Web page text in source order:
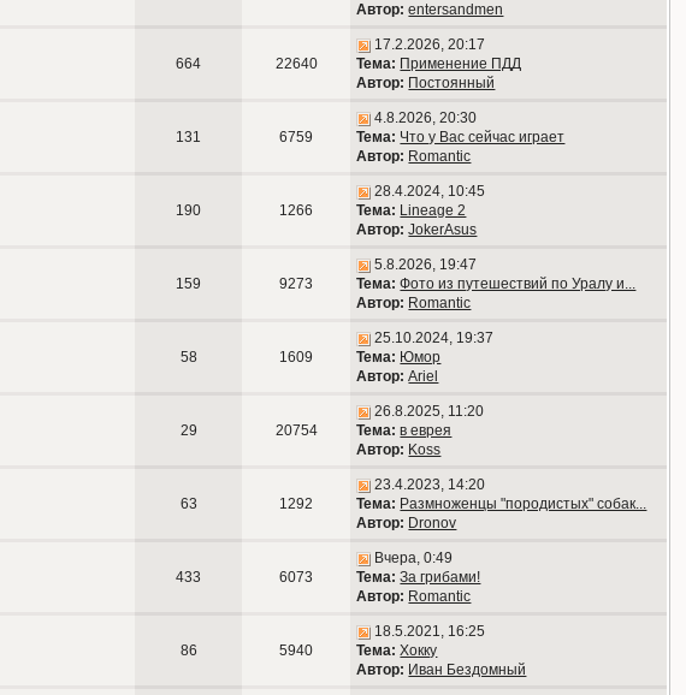
Автор: entersandmen
664 22640
17.2.2026, 20:17
Тема: Применение ПДД
Автор: Постоянный
131 6759
4.8.2026, 20:30
Тема: Что у Вас сейчас играет
Автор: Romantic
190 1266
28.4.2024, 10:45
Тема: Lineage 2
Автор: JokerAsus
159 9273
5.8.2026, 19:47
Тема: Фото из путешествий по Уралу и...
Автор: Romantic
58 1609
25.10.2024, 19:37
Тема: Юмор
Автор: Ariel
29 20754
26.8.2025, 11:20
Тема: в еврея
Автор: Koss
63 1292
23.4.2023, 14:20
Тема: Размноженцы "породистых" собак...
Автор: Dronov
433 6073
Вчера, 0:49
Тема: За грибами!
Автор: Romantic
86 5940
18.5.2021, 16:25
Тема: Хокку
Автор: Иван Бездомный